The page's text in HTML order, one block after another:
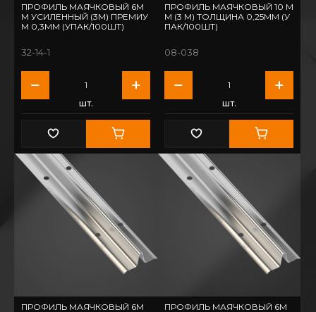
ПРОФИЛЬ МАЯЧКОВЫЙ 6М
М УСИЛЕННЫЙ (3М) ПРЕМИУ
М 0,3ММ (УПАК/100ШТ)
32-14-1
шт.
ПРОФИЛЬ МАЯЧКОВЫЙ 10 М
М (3 М) ТОЛЩИНА 0,25ММ (У
ПАК/100ШТ)
08-038
шт.
ПРОФИЛЬ МАЯЧКОВЫЙ 6М
ПРОФИЛЬ МАЯЧКОВЫЙ 6М